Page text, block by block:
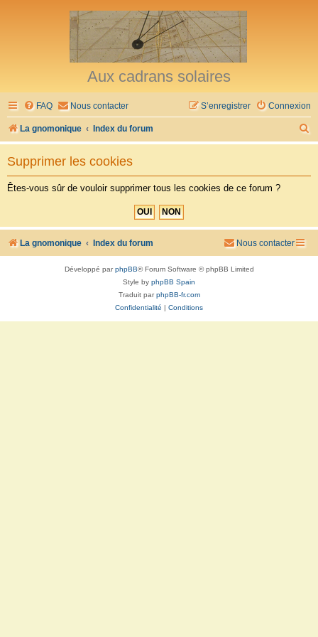
Aux cadrans solaires
FAQ Nous contacter Connexion
S’enregistrer
La gnomonique Index du forum
e
h
Supprimer les cookies
Êtes-vous sûr de vouloir supprimer tous les cookies de ce forum ?
La gnomonique Index du forum Nous contacter
Développé parphpBB® Forum Software © phpBB Limited
Style by phpBB Spain
Traduit parphpBB-fr.com
Confidentialité | Conditions